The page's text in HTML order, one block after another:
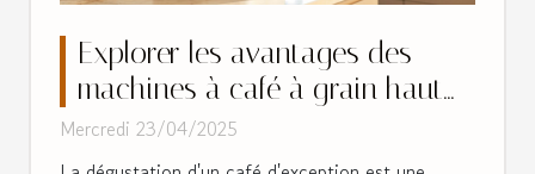
Explorer les avantages des
machines à café à grain haut
de gamme en 2025
Mercredi 23/04/2025